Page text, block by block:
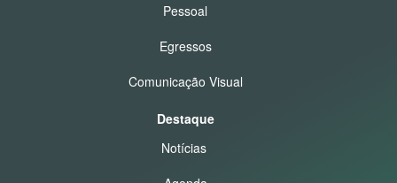
Pessoal
Egressos
Comunicação Visual
Destaque
Notícias